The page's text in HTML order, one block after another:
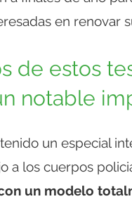
en renovar
de estos
notable
un especial
a los cuerpos
un modelo